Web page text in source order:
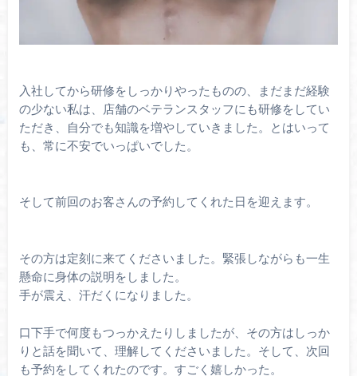
入社してから研修をしっかりやったものの、まだまだ経験
の少ない私は、店舗のベテランスタッフにも研修をしてい
ただき、自分でも知識を増やしていきました。とはいって
も、常に不安でいっぱいでした。
そして前回のお客さんの予約してくれた日を迎えます。
その方は定刻に来てくださいました。緊張しながらも一生
懸命に身体の説明をしました。
手が震え、汗だくになりました。
口下手で何度もつっかえたりしましたが、その方はしっか
りと話を聞いて、理解してくださいました。そして、次回
も予約をしてくれたのです。すごく嬉しかった。